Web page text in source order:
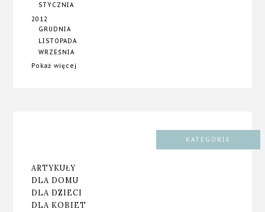
STYCZNIA
2012
GRUDNIA
LISTOPADA
WRZEŚNIA
Pokaż więcej
KATEGORIE
ARTYKUŁY
DLA DOMU
DLA DZIECI
DLA KOBIET